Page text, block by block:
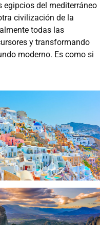
del mediterráneo
civilización de la
todas las
y transformando
moderno. Es como si